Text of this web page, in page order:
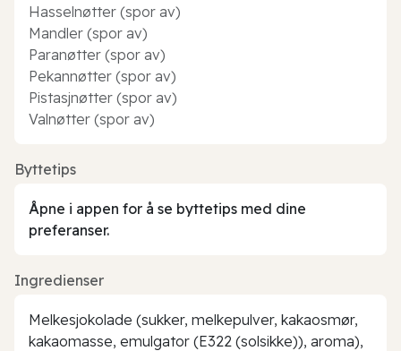
Hasselnøtter (spor av)
Mandler (spor av)
Paranøtter (spor av)
Pekannøtter (spor av)
Pistasjnøtter (spor av)
Valnøtter (spor av)
Byttetips
Åpne i appen for å se byttetips med dine
preferanser.
Ingredienser
Melkesjokolade (sukker, melkepulver, kakaosmør,
kakaomasse, emulgator (E322 (solsikke)), aroma),